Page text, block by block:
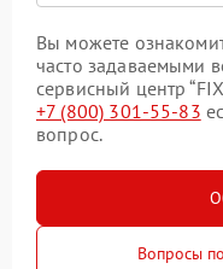
Вы можете
часто задаваемыми
сервисный центр
+7 (800) 301-55-83
вопрос.
Вопросы